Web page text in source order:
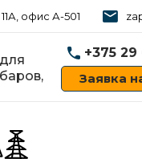
офис А-501
+375
Заявка